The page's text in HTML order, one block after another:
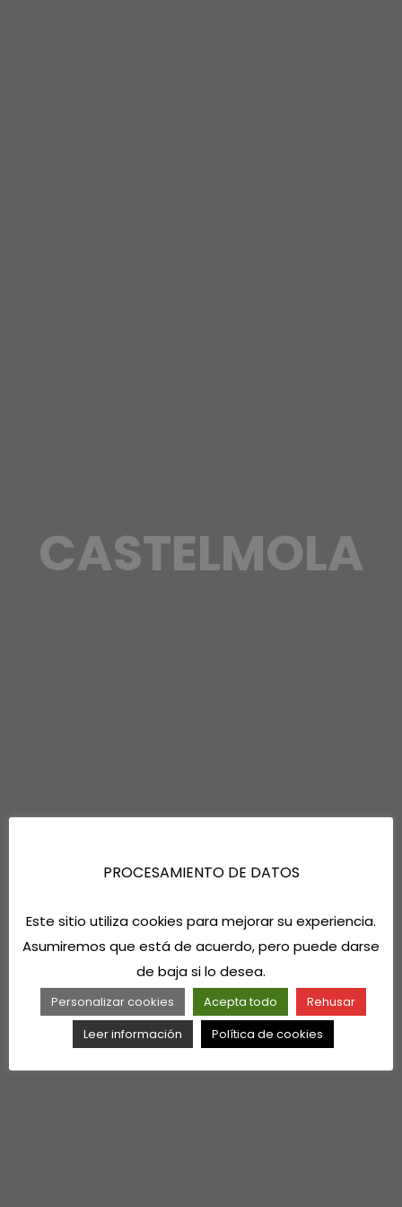
CASTELMOLA
PROCESAMIENTO DE DATOS
Este sitio utiliza cookies para mejorar su experiencia.
Asumiremos que está de acuerdo, pero puede darse
de baja si lo desea.
Personalizar cookies Acepta todo
Rehusar
Leer información
Política de cookies